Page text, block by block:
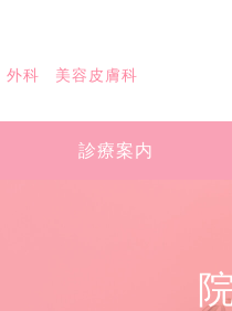
外科 美容皮膚科
診療案内